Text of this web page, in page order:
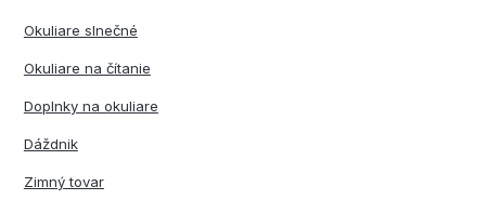
Okuliare slnečné
Okuliare na čítanie
Doplnky na okuliare
Dáždnik
Zimný tovar